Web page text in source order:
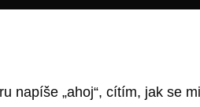
napíše „ahoj“, cítím, jak se